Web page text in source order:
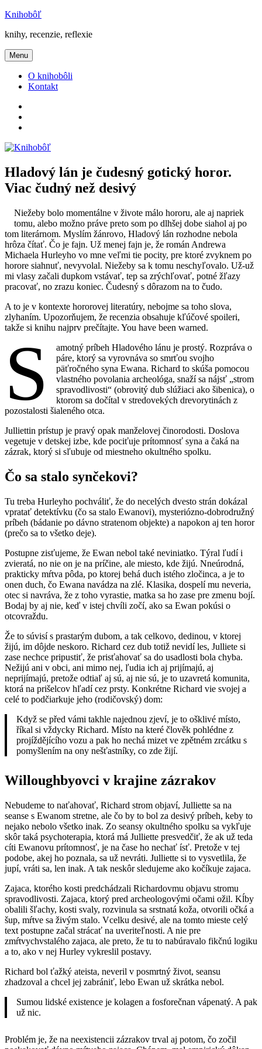
Prejsť
obsah
Knihobôľ
knihy, recenzie, reflexie
Menu
O knihobôli
Kontakt
Hladový lán je čudesný gotický horor.
Viac čudný než desivý
Niežeby bolo momentálne v živote málo hororu, ale aj napriek
tomu, alebo možno práve preto som po dlhšej dobe siahol aj po
tom literárnom. Myslím žánrovo, Hladový lán rozhodne nebola
hrôza čítať. Čo je fajn. Už menej fajn je, že román Andrewa
Michaela Hurleyho vo mne veľmi tie pocity, pre ktoré zvyknem po
horore siahnuť, nevyvolal. Niežeby sa k tomu neschyľovalo. Už-už
mi vlasy začali dupkom vstávať, tep sa zrýchľovať, potné žľazy
pracovať, no zrazu koniec. Čudesný s dôrazom na to čudo.
A to je v kontexte hororovej literatúry, nebojme sa toho slova,
zlyhaním. Upozorňujem, že recenzia obsahuje kľúčové spoileri,
takže si knihu najprv prečítajte. You have been warned.
S
amotný príbeh Hladového lánu je prostý. Rozpráva o
páre, ktorý sa vyrovnáva so smrťou svojho
päťročného syna Ewana. Richard to skúša pomocou
vlastného povolania archeológa, snaží sa nájsť „strom
spravodlivosti“ (obrovitý dub slúžiaci ako šibenica), o
ktorom sa dočítal v stredovekých drevorytinách z
pozostalosti šialeného otca.
Julliettin prístup je pravý opak manželovej činorodosti. Doslova
vegetuje v detskej izbe, kde pociťuje prítomnosť syna a čaká na
zázrak, ktorý si sľubuje od miestneho okultného spolku.
Čo sa stalo synčekovi?
Tu treba Hurleyho pochváliť, že do necelých dvesto strán dokázal
vpratať detektívku (čo sa stalo Ewanovi), mysteriózno-dobrodružný
príbeh (bádanie po dávno stratenom objekte) a napokon aj ten horor
(prečo sa to všetko deje).
Postupne zisťujeme, že Ewan nebol také neviniatko. Týral ľudí i
zvieratá, no nie on je na príčine, ale miesto, kde žijú. Nneúrodná,
prakticky mŕtva pôda, po ktorej behá duch istého zločinca, a je to
onen duch, čo Ewana navádza na zlé. Klasika, dospelí mu neveria,
otec si navráva, že z toho vyrastie, matka sa ho zase pre zmenu bojí.
Bodaj by aj nie, keď v istej chvíli zočí, ako sa Ewan pokúsi o
otcovraždu.
Že to súvisí s prastarým dubom, a tak celkovo, dedinou, v ktorej
žijú, im dôjde neskoro. Richard cez dub totiž nevidí les, Julliete si
zase nechce pripustiť, že prisťahovať sa do usadlosti bola chyba.
Nežijú ani v obci, ani mimo nej, ľudia ich aj prijímajú, aj
neprijímajú, pretože odtiaľ aj sú, aj nie sú, je to uzavretá komunita,
ktorá na prišelcov hľadí cez prsty. Konkrétne Richard vie svojej a
celé to podčiarkuje jeho (rodičovský) dom:
Když se před vámi takhle najednou zjeví, je to ošklivé místo,
říkal si vždycky Richard. Místo na které člověk pohlédne z
projíždějícího vozu a pak ho nechá mizet ve zpětném zrcátku s
pomyšlením na ony nešťastníky, co zde žijí.
Willoughbyovci v krajine zázrakov
Nebudeme to naťahovať, Richard strom objaví, Julliette sa na
seanse s Ewanom stretne, ale čo by to bol za desivý príbeh, keby to
nejako nebolo všetko inak. Zo seansy okultného spolku sa vykľuje
skôr taká psychoterapia, ktorá má Julliette presvedčiť, že ak už teda
cíti Ewanovu prítomnosť, je na čase ho nechať ísť. Pretože v tej
podobe, akej ho poznala, sa už nevráti. Julliette si to vysvetlila, že
jupí, vráti sa, len inak. A tak neskôr sledujeme ako kočíkuje zajaca.
Zajaca, ktorého kosti predchádzali Richardovmu objavu stromu
spravodlivosti. Zajaca, ktorý pred archeologovými očami ožil. Kĺby
obalili šľachy, kosti svaly, rozvinula sa srstnatá koža, otvorili očká a
šup, mŕtve sa živým stalo. Vcelku desivé, ale na tomto mieste celý
text postupne začal strácať na uveriteľnosti. A nie pre
zmŕtvychvstalého zajaca, ale preto, že tu to nabúravalo fikčnú logiku
a to, ako v nej Hurley vykreslil postavy.
Richard bol ťažký ateista, neveril v posmrtný život, seansu
zhadzoval a chcel jej zabrániť, lebo Ewan už skrátka nebol.
Sumou lidské existence je kolagen a fosforečnan vápenatý. A pak
už nic.
Problém je, že na neexistencii zázrakov trval aj potom, čo zočil